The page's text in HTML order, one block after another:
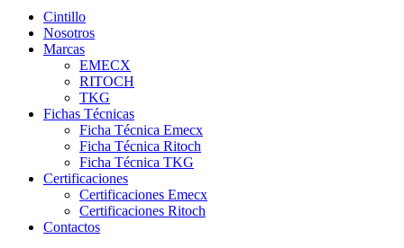
Cintillo
Nosotros
Marcas
EMECX
RITOCH
TKG
Fichas Técnicas
Ficha Técnica Emecx
Ficha Técnica Ritoch
Ficha Técnica TKG
Certificaciones
Certificaciones Emecx
Certificaciones Ritoch
Contactos